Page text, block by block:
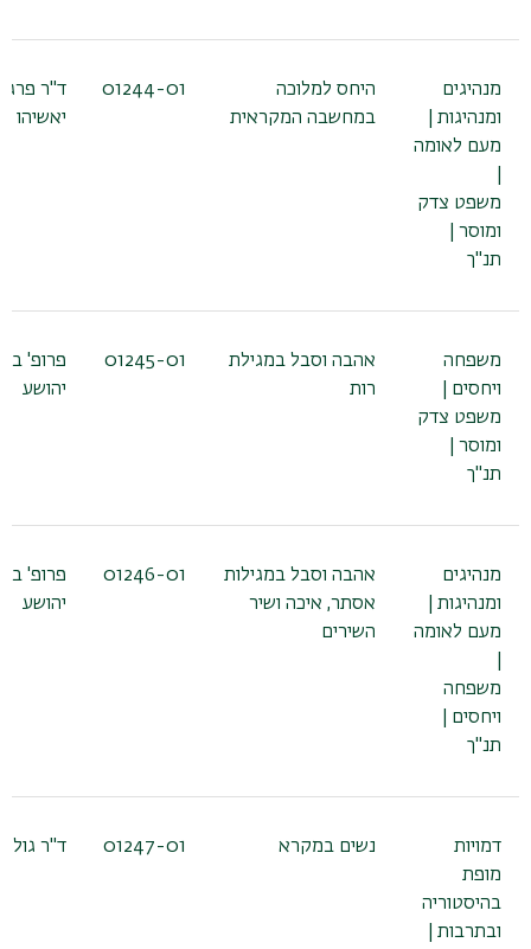
מנהיגים
ומנהיגות |
מעם לאומה
משפט צדק
ומוסר |
תנ"ך
היחס למלוכה
במחשבה המקראית
01244-01
ד"ר
יאשיהו
משפחה
ויחסים |
משפט צדק
ומוסר |
תנ"ך
אהבה וסבל במגילת
רות
01245-01
פרופ'
יהושע
מנהיגים
ומנהיגות |
מעם לאומה
משפחה
ויחסים |
תנ"ך
אהבה וסבל במגילות
אסתר, איכה ושיר
השירים
01246-01
פרופ'
יהושע
דמויות
מופת
בהיסטוריה
ובתרבות |
נשים במקרא 01247-01 ד"ר